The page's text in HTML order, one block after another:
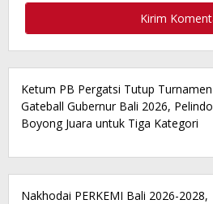
Ketum PB Pergatsi Tutup Turnamen
Gateball Gubernur Bali 2026, Pelindo
Boyong Juara untuk Tiga Kategori
Nakhodai PERKEMI Bali 2026-2028,